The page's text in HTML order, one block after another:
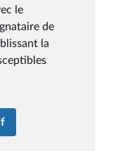
le
de
la